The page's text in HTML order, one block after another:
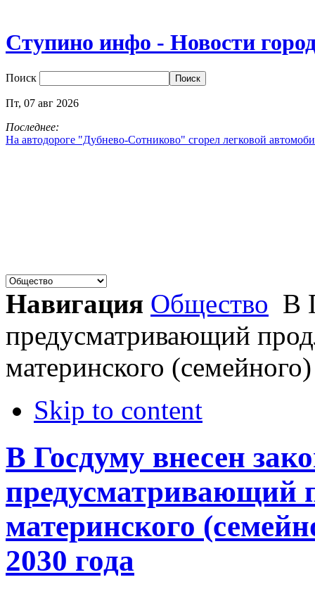
Ступино инфо - Новости
Поиск
Пт, 07 авг 2026
Последнее:
На автодороге "Дубнево‑Сотниково" сгорел легковой
Навигация Общество В
предусматривающий
материнского
Skip to content
В Госдуму внесен
предусматривающий
материнского
2030 года